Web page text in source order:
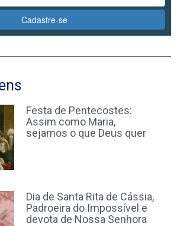
Cadastre-se
Festa de Pentecostes:
Assim como Maria,
sejamos o que Deus quer
Dia de Santa Rita de Cássia,
Padroeira do Impossível e
devota de Nossa Senhora